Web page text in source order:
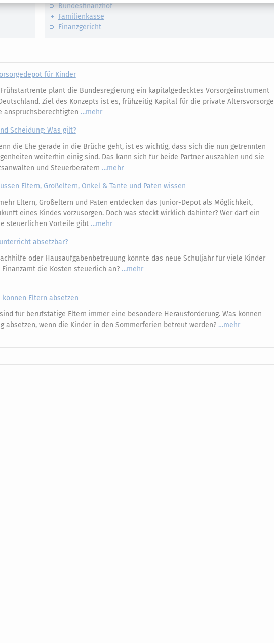
Bundesfinanzhof
Familienkasse
Finanzgericht
für Kinder
plant die Bundesregierung ein kapitalgedecktes Vorsorgeinstrument
Ziel des Konzepts ist es, frühzeitig Kapital für die private Altersvorsorge
anspruchsberechtigten
mehr
Scheidung: Was gilt?
die Ehe gerade in die Brüche geht, ist es wichtig, dass sich die nun getrennten
weiterhin einig sind. Das kann sich für beide Partner auszahlen und sie
und Steuerberatern
mehr
Eltern, Großeltern, Onkel & Tante und Paten wissen
Eltern, Großeltern und Paten entdecken das Junior-Depot als Möglichkeit,
eines Kindes vorzusorgen. Doch was steckt wirklich dahinter? Wer darf ein
steuerlichen Vorteile gibt
mehr
absetzbar?
oder Hausaufgabenbetreuung könnte das neue Schuljahr für viele Kinder
die Kosten steuerlich an?
mehr
Eltern absetzen
für berufstätige Eltern immer eine besondere Herausforderung. Was können
absetzen, wenn die Kinder in den Sommerferien betreut werden?
mehr